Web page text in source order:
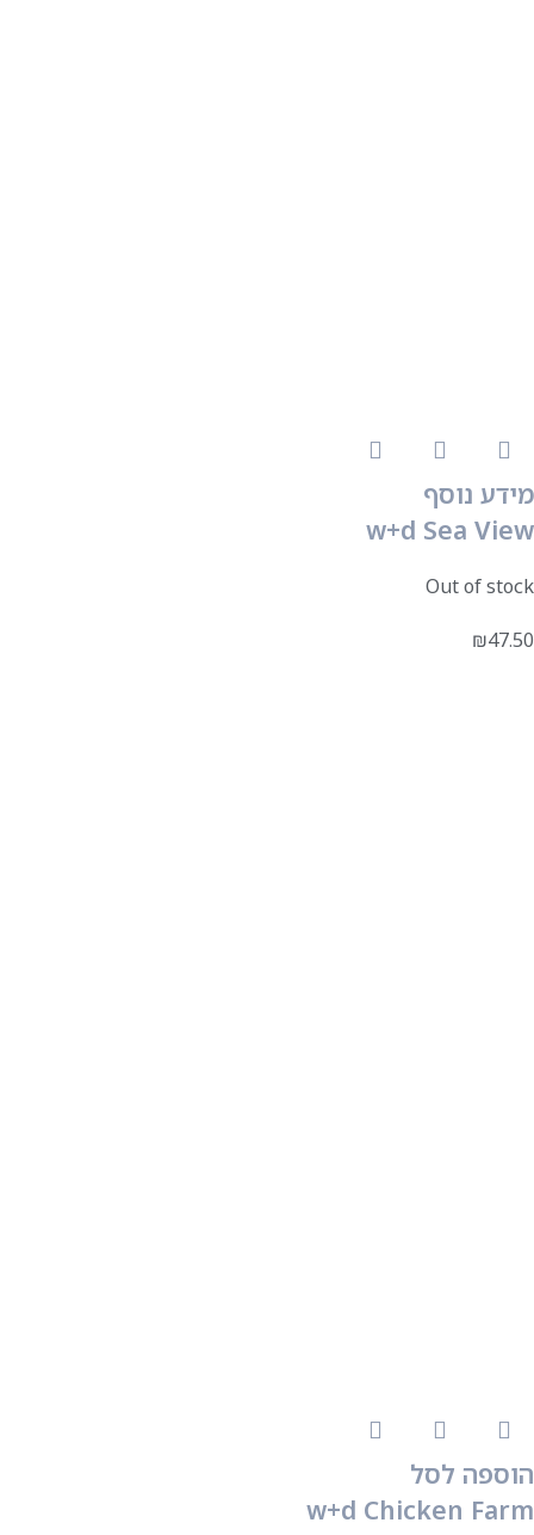
מידע נוסף
w+d Sea View
Out of stock
₪47.50
הוספה לסל
w+d Chicken Farm